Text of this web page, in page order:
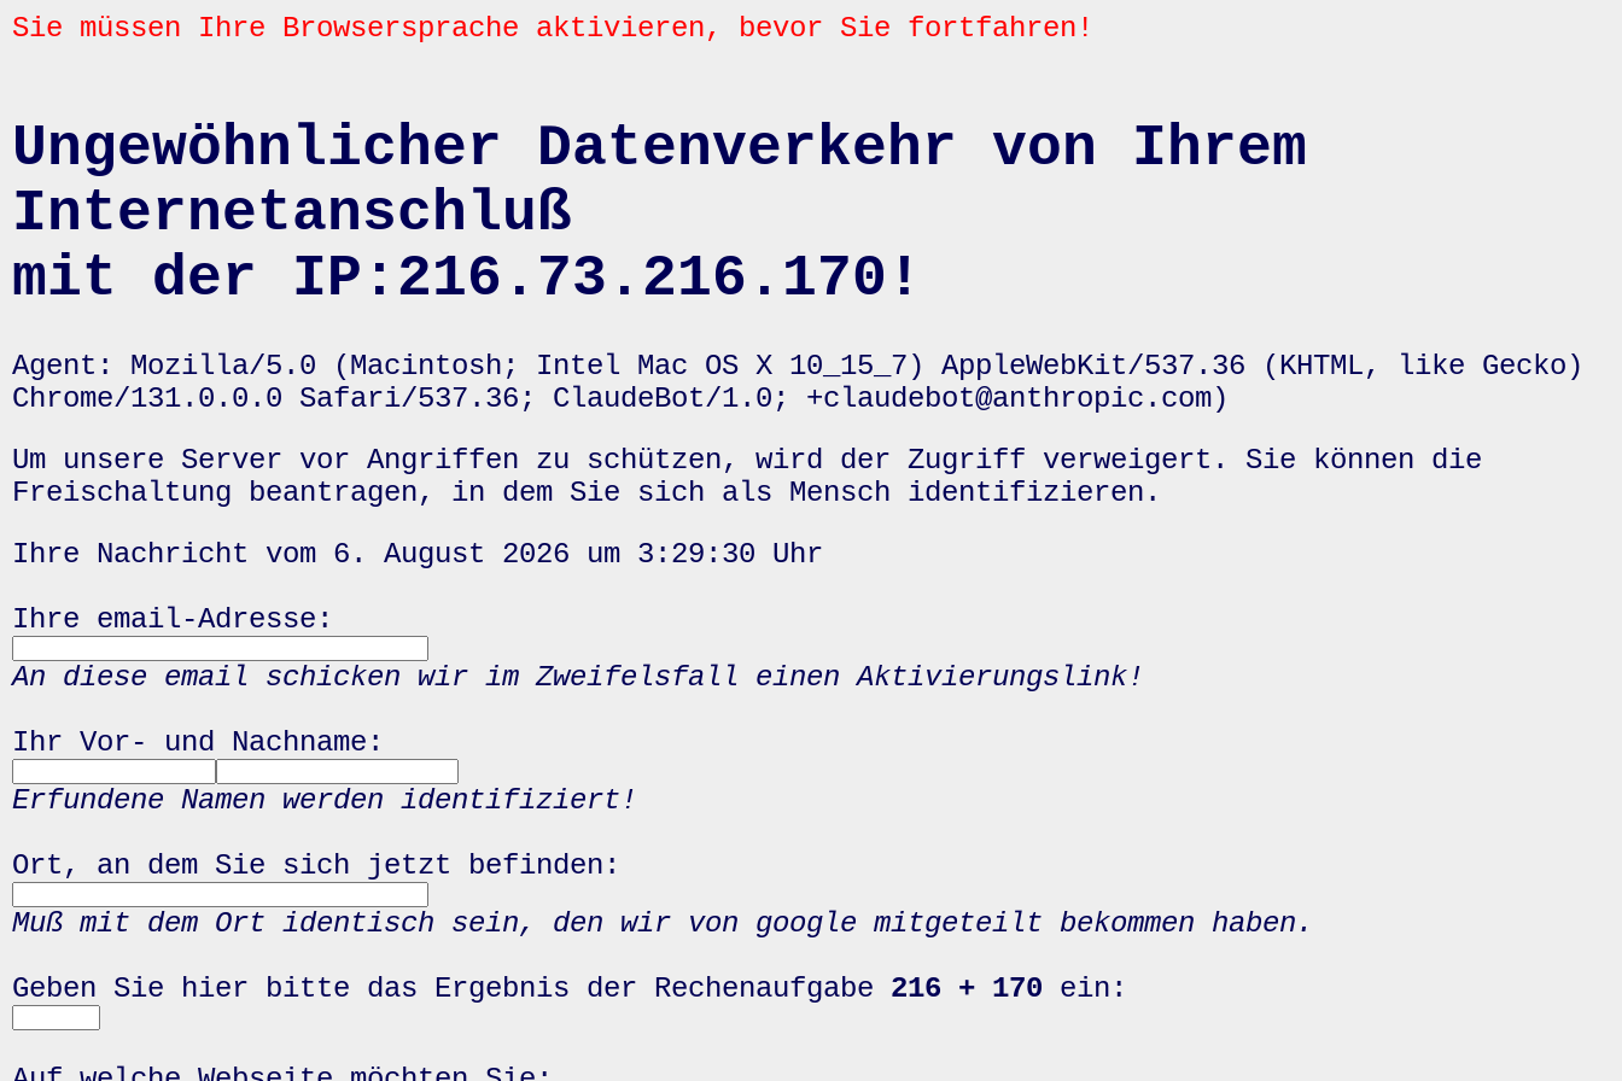
Sie müssen Ihre Browsersprache aktivieren, bevor Sie fortfahren!
Ungewöhnlicher Datenverkehr von Ihrem
Internetanschluß
mit der IP:216.73.216.170!
Agent: Mozilla/5.0 (Macintosh; Intel Mac OS X 10_15_7) AppleWebKit/537.36 (KHTML, like Gecko)
Chrome/131.0.0.0 Safari/537.36; ClaudeBot/1.0; +claudebot@anthropic.com)
Um unsere Server vor Angriffen zu schützen, wird der Zugriff verweigert. Sie können die
Freischaltung beantragen, in dem Sie sich als Mensch identifizieren.
Ihre Nachricht vom 6. August 2026 um 3:29:30 Uhr
Ihre email-Adresse:
An diese email schicken wir im Zweifelsfall einen Aktivierungslink!
Ihr Vor- und Nachname:
Erfundene Namen werden identifiziert!
Ort, an dem Sie sich jetzt befinden:
Muß mit dem Ort identisch sein, den wir von google mitgeteilt bekommen haben.
Geben Sie hier bitte das Ergebnis der Rechenaufgabe 216 + 170 ein: